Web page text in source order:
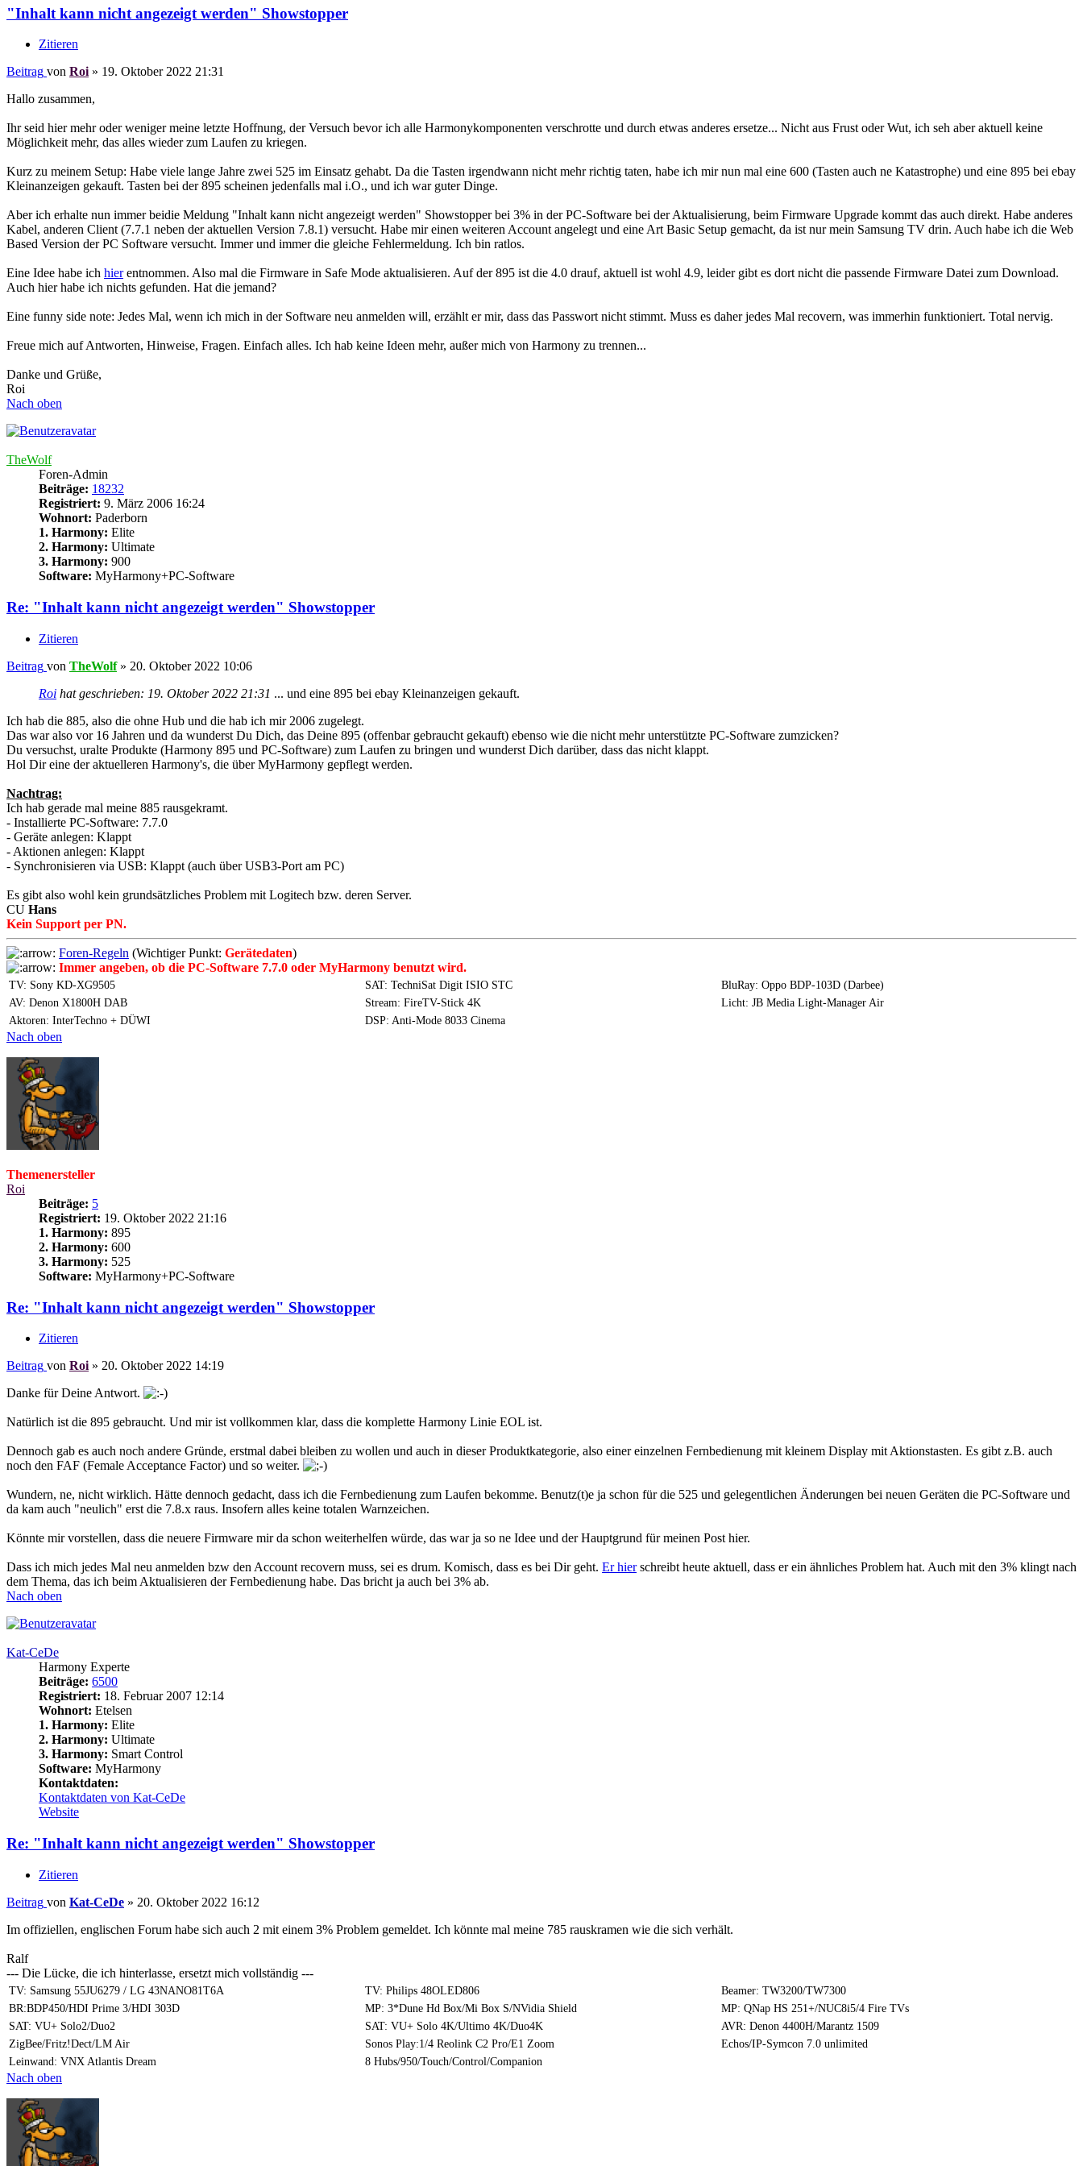
"Inhalt kann nicht angezeigt werden" Showstopper
Zitieren
Beitrag von Roi» 19. Oktober 2022 21:31
Hallo zusammen,
Ihr seid hier mehr oder weniger meine letzte Hoffnung, der Versuch bevor ich alle Harmonykomponenten verschrotte und durch etwas anderes ersetze... Nicht aus Frust oder Wut, ich seh aber aktuell keine
Möglichkeit mehr, das alles wieder zum Laufen zu kriegen.
Kurz zu meinem Setup: Habe viele lange Jahre zwei 525 im Einsatz gehabt. Da die Tasten irgendwann nicht mehr richtig taten, habe ich mir nun mal eine 600 (Tasten auch ne Katastrophe) und eine 895 bei ebay
Kleinanzeigen gekauft. Tasten bei der 895 scheinen jedenfalls mal i.O., und ich war guter Dinge.
Aber ich erhalte nun immer beidie Meldung "Inhalt kann nicht angezeigt werden" Showstopper bei 3% in der PC-Software bei der Aktualisierung, beim Firmware Upgrade kommt das auch direkt. Habe anderes
Kabel, anderen Client (7.7.1 neben der aktuellen Version 7.8.1) versucht. Habe mir einen weiteren Account angelegt und eine Art Basic Setup gemacht, da ist nur mein Samsung TV drin. Auch habe ich die Web
Based Version der PC Software versucht. Immer und immer die gleiche Fehlermeldung. Ich bin ratlos.
Eine Idee habe ich hierentnommen. Also mal die Firmware in Safe Mode aktualisieren. Auf der 895 ist die 4.0 drauf, aktuell ist wohl 4.9, leider gibt es dort nicht die passende Firmware Datei zum Download.
Auch hier habe ich nichts gefunden. Hat die jemand?
Eine funny side note: Jedes Mal, wenn ich mich in der Software neu anmelden will, erzählt er mir, dass das Passwort nicht stimmt. Muss es daher jedes Mal recovern, was immerhin funktioniert. Total nervig.
Freue mich auf Antworten, Hinweise, Fragen. Einfach alles. Ich hab keine Ideen mehr, außer mich von Harmony zu trennen...
Danke und Grüße,
Roi
Nach oben
TheWolf
Foren-Admin
Beiträge: 18232
Registriert: 9. März 2006 16:24
Wohnort: Paderborn
1. Harmony: Elite
2. Harmony: Ultimate
3. Harmony: 900
Software: MyHarmony+PC-Software
Re: "Inhalt kann nicht angezeigt werden" Showstopper
Zitieren
Beitrag von TheWolf» 20. Oktober 2022 10:06
Roi hat geschrieben: 19. Oktober 2022 21:31 ... und eine 895 bei ebay Kleinanzeigen gekauft.
Ich hab die 885, also die ohne Hub und die hab ich mir 2006 zugelegt.
Das war also vor 16 Jahren und da wunderst Du Dich, das Deine 895 (offenbar gebraucht gekauft) ebenso wie die nicht mehr unterstützte PC-Software zumzicken?
Du versuchst, uralte Produkte (Harmony 895 und PC-Software) zum Laufen zu bringen und wunderst Dich darüber, dass das nicht klappt.
Hol Dir eine der aktuelleren Harmony's, die über MyHarmony gepflegt werden.
Nachtrag:
Ich hab gerade mal meine 885 rausgekramt.
- Installierte PC-Software: 7.7.0
- Geräte anlegen: Klappt
- Aktionen anlegen: Klappt
- Synchronisieren via USB: Klappt (auch über USB3-Port am PC)
Es gibt also wohl kein grundsätzliches Problem mit Logitech bzw. deren Server.
CU Hans
Kein Support per PN.
Foren-Regeln (Wichtiger Punkt: Gerätedaten)
Immer angeben, ob die PC-Software 7.7.0 oder MyHarmony benutzt wird.
TV: Sony KD-XG9505 SAT: TechniSat Digit ISIO STC
BluRay: Oppo BDP-103D (Darbee)
AV: Denon X1800H DAB
Stream: FireTV-Stick 4K
Licht: JB Media Light-Manager Air
Aktoren: InterTechno + DÜWI
DSP: Anti-Mode 8033 Cinema
Nach oben
Themenersteller
Roi
Beiträge: 5
Registriert: 19. Oktober 2022 21:16
1. Harmony: 895
2. Harmony: 600
3. Harmony: 525
Software: MyHarmony+PC-Software
Re: "Inhalt kann nicht angezeigt werden" Showstopper
Zitieren
Beitrag von Roi » 20. Oktober 2022 14:19
Danke für Deine Antwort.
Natürlich ist die 895 gebraucht. Und mir ist vollkommen klar, dass die komplette Harmony Linie EOL ist.
Dennoch gab es auch noch andere Gründe, erstmal dabei bleiben zu wollen und auch in dieser Produktkategorie, also einer einzelnen Fernbedienung mit kleinem Display mit Aktionstasten. Es gibt z.B. auch
noch den FAF (Female Acceptance Factor) und so weiter.
Wundern, ne, nicht wirklich. Hätte dennoch gedacht, dass ich die Fernbedienung zum Laufen bekomme. Benutz(t)e ja schon für die 525 und gelegentlichen Änderungen bei neuen Geräten die PC-Software und
da kam auch "neulich" erst die 7.8.x raus. Insofern alles keine totalen Warnzeichen.
Könnte mir vorstellen, dass die neuere Firmware mir da schon weiterhelfen würde, das war ja so ne Idee und der Hauptgrund für meinen Post hier.
Dass ich mich jedes Mal neu anmelden bzw den Account recovern muss, sei es drum. Komisch, dass es bei Dir geht. Er hierschreibt heute aktuell, dass er ein ähnliches Problem hat. Auch mit den 3% klingt nach
dem Thema, das ich beim Aktualisieren der Fernbedienung habe. Das bricht ja auch bei 3% ab.
Nach oben
Kat-CeDe
Harmony Experte
Beiträge: 6500
Registriert: 18. Februar 2007 12:14
Wohnort: Etelsen
1. Harmony: Elite
2. Harmony: Ultimate
3. Harmony: Smart Control
Software: MyHarmony
Kontaktdaten:
Kontaktdaten von Kat-CeDe
Website
Re: "Inhalt kann nicht angezeigt werden" Showstopper
Zitieren
Beitrag von Kat-CeDe » 20. Oktober 2022 16:12
Im offiziellen, englischen Forum habe sich auch 2 mit einem 3% Problem gemeldet. Ich könnte mal meine 785 rauskramen wie die sich verhält.
Ralf
--- Die Lücke, die ich hinterlasse, ersetzt mich vollständig ---
TV: Samsung 55JU6279 / LG 43NANO81T6A TV: Philips 48OLED806
Beamer: TW3200/TW7300
BR:BDP450/HDI Prime 3/HDI 303D
MP: 3*Dune Hd Box/Mi Box S/NVidia Shield
MP: QNap HS 251+/NUC8i5/4 Fire TVs
SAT: VU+ Solo2/Duo2
SAT: VU+ Solo 4K/Ultimo 4K/Duo4K
AVR: Denon 4400H/Marantz 1509
ZigBee/Fritz!Dect/LM Air
Sonos Play:1/4 Reolink C2 Pro/E1 Zoom
Echos/IP-Symcon 7.0 unlimited
Leinwand: VNX Atlantis Dream
8 Hubs/950/Touch/Control/Companion
Nach oben